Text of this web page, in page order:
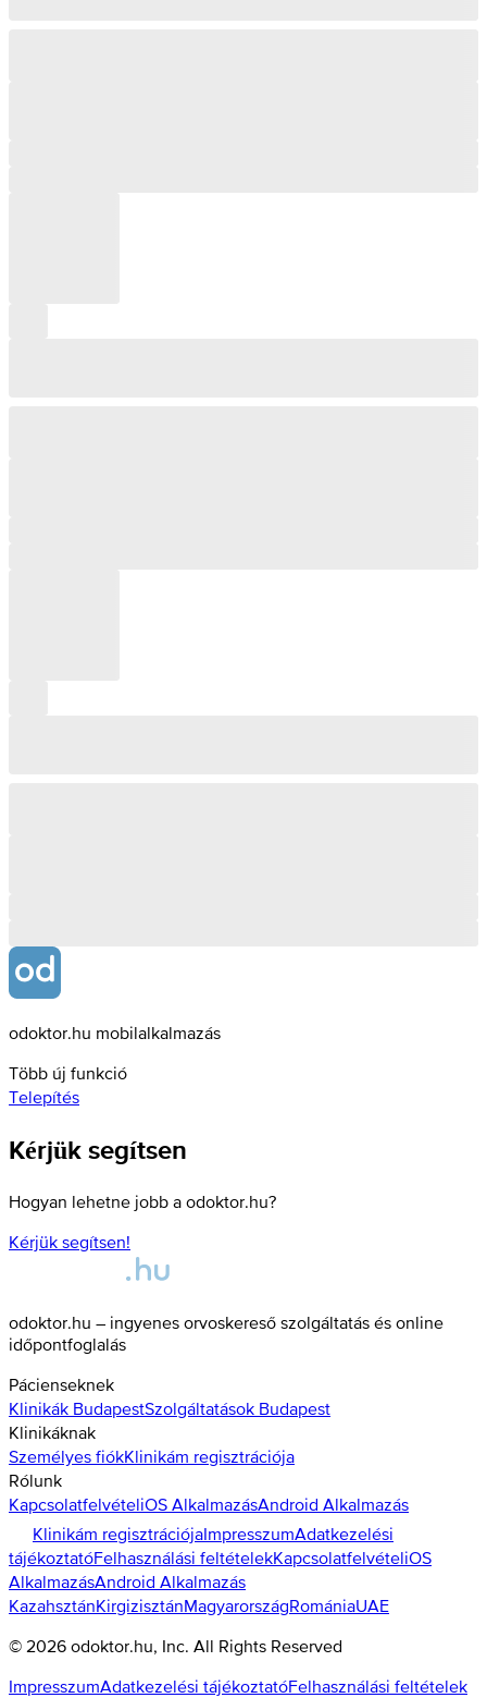
odoktor.hu mobilalkalmazás
Több új funkció
Telepítés
Kérjük segítsen
Hogyan lehetne jobb a odoktor.hu?
Kérjük segítsen!
odoktor.hu – ingyenes orvoskereső szolgáltatás és online
időpontfoglalás
Pácienseknek
Klinikák BudapestSzolgáltatások Budapest
Klinikáknak
Személyes fiókKlinikám regisztrációja
Rólunk
KapcsolatfelvételiOS AlkalmazásAndroid Alkalmazás
Klinikám regisztrációjaImpresszumAdatkezelési
tájékoztatóFelhasználási feltételekKapcsolatfelvételiOS
AlkalmazásAndroid Alkalmazás
KazahsztánKirgizisztánMagyarországRomániaUAE
© 2026 odoktor.hu , Inc. All Rights Reserved
ImpresszumAdatkezelési tájékoztatóFelhasználási feltételek